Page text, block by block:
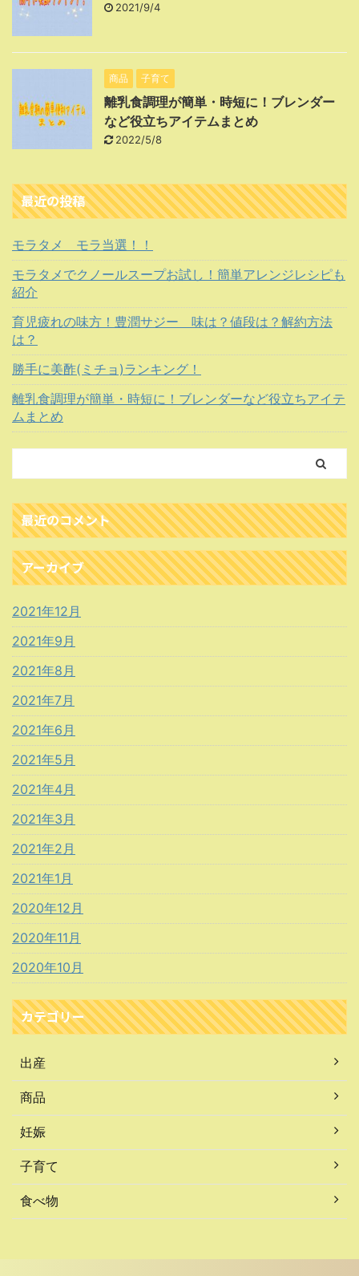
2021/9/4
商品 子育て
離乳食調理が簡単・時短に！ブレンダー
など役立ちアイテムまとめ
2022/5/8
最近の投稿
モラタメ モラ当選！！
モラタメでクノールスープお試し！簡単アレンジレシピも
紹介
育児疲れの味方！豊潤サジー 味は？値段は？解約方法
は？
勝手に美酢(ミチョ)ランキング！
離乳食調理が簡単・時短に！ブレンダーなど役立ちアイテ
ムまとめ
最近のコメント
アーカイブ
2021年12月
2021年9月
2021年8月
2021年7月
2021年6月
2021年5月
2021年4月
2021年3月
2021年2月
2021年1月
2020年12月
2020年11月
2020年10月
カテゴリー
出産
商品
妊娠
子育て
食べ物